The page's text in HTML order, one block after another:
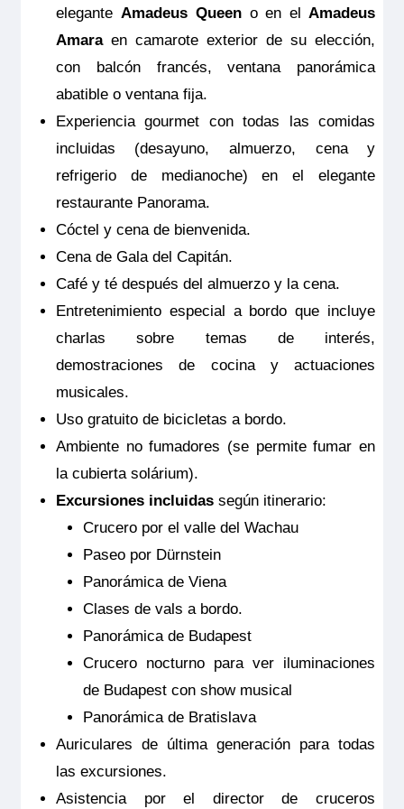
cultural, la abadía de Melk ofrece
impresionantes vistas panorámicas del
valle del Danubio desde sus terrazas y
jardines.
Duración aprox.: 2,5 h.
Nivel: 3 (la excursión en autobús es
seguida por una caminata más larga.
Es posible que deba subir varias
escaleras.)
Las excursiones exigen un mínimo de
20/25 participantes.
Los precios indicados para las
excursiones opcionales son
estimados, se publican a mero efecto
informativo.
Los itinerarios y precios están sujetos
a cambios.
Excursión opcional Palacio de
Schönbrunn
Desde 68,00€
El Palacio de Schönbrunn, situado en las
afueras de Viena, es una joya
arquitectónica y cultural que ha
momento de la confirmación del viaje. Las
coberturas del seguro son válidas
solamente para los servicios contratados
en la propia agencia donde se emitió el
seguro.
elegante Amadeus Queeno en el Amadeus
Amaraen camarote exterior de su elección,
con balcón francés, ventana panorámica
abatible o ventana fija.
Experiencia gourmet con todas las comidas
incluidas (desayuno, almuerzo, cena y
refrigerio de medianoche) en el elegante
restaurante Panorama.
Cóctel y cena de bienvenida.
Cena de Gala del Capitán.
Café y té después del almuerzo y la cena.
Entretenimiento especial a bordo que incluye
charlas sobre temas de interés,
demostraciones de cocina y actuaciones
musicales.
Uso gratuito de bicicletas a bordo.
Ambiente no fumadores (se permite fumar en
la cubierta solárium).
Excursiones incluidas según itinerario:
Crucero por el valle del Wachau
Paseo por Dürnstein
Panorámica de Viena
Clases de vals a bordo.
Panorámica de Budapest
Crucero nocturno para ver iluminaciones
de Budapest con show musical
Panorámica de Bratislava
Auriculares de última generación para todas
las excursiones.
Asistencia por el director de cruceros